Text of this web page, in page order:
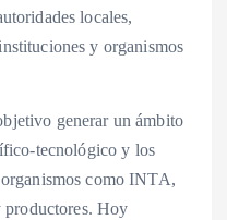
locales,
y organismos
generar un ámbito
tecnológico y los
como INTA,
Hoy